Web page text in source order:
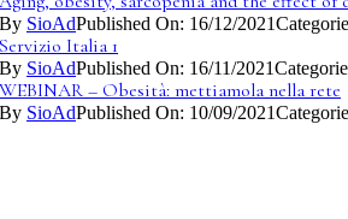
By SioAdPublished On: 16/12/2021
Servizio Italia 1
By SioAdPublished On: 16/11/2021
WEBINAR – Obesità: mettiamola nella rete
By SioAdPublished On: 10/09/2021